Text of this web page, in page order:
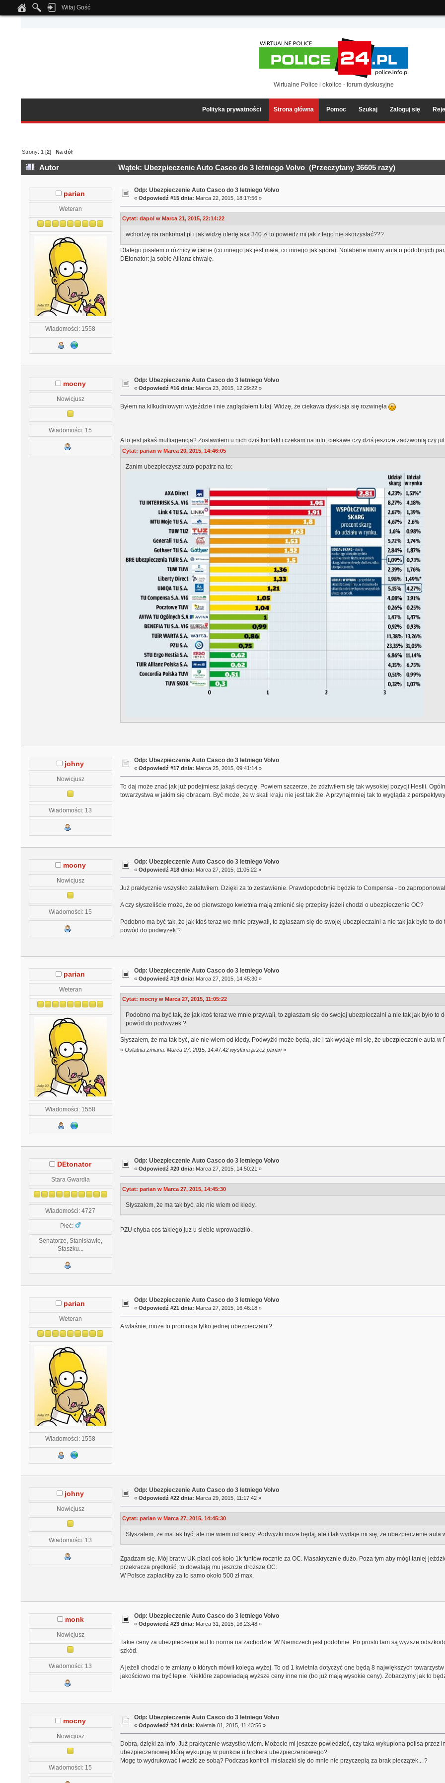
Notice: Undefined index: tapatalk_body_hook in
Witaj Gość
Wirtualne Police i okolice - forum dyskusyjne
Polityka prywatności Strona główna Pomoc Szukaj Zaloguj się
Strony: 1 [2]Na dół
Autor Wątek: Ubezpieczenie Auto Casco do 3 letniego Volvo (Przeczytany 36605 razy)
parian
Weteran
Wiadomości: 1558
Odp: Ubezpieczenie Auto Casco do 3 letniego Volvo
«Odpowiedź #15 dnia: Marca 22, 2015, 18:17:56 »
Cytat: dapol w Marca 21, 2015, 22:14:22
wchodzę na rankomat.pl i jak widzę ofertę axa 340 zł to powiedz mi jak z tego nie skorzystać???
Dlatego pisałem o różnicy w cenie (co innego jak jest mała, co innego jak spora). Notabene mamy auta o podobnych
DEtonator: ja sobie Allianz chwalę.
mocny
Nowicjusz
Wiadomości: 15
Odp: Ubezpieczenie Auto Casco do 3 letniego Volvo
«Odpowiedź #16 dnia: Marca 23, 2015, 12:29:22 »
Byłem na kilkudniowym wyjeździe i nie zaglądałem tutaj. Widzę, że ciekawa dyskusja się rozwinęła
A to jest jakaś multiagencja? Zostawiłem u nich dziś kontakt i czekam na info, ciekawe czy dziś jeszcze zadzwonią czy
Cytat: parian w Marca 20, 2015, 14:46:05
Zanim ubezpieczysz auto popatrz na to:
johny
Nowicjusz
Wiadomości: 13
Odp: Ubezpieczenie Auto Casco do 3 letniego Volvo
«Odpowiedź #17 dnia: Marca 25, 2015, 09:41:14 »
To daj może znać jak już podejmiesz jakąś decyzję. Powiem szczerze, że zdziwiłem się tak wysokiej pozycji Hestii.
towarzystwa w jakim się obracam. Być może, że w skali kraju nie jest tak źle. A przynajmniej tak to wygląda z
mocny
Nowicjusz
Wiadomości: 15
Odp: Ubezpieczenie Auto Casco do 3 letniego Volvo
«Odpowiedź #18 dnia: Marca 27, 2015, 11:05:22 »
Już praktycznie wszystko załatwiłem. Dzięki za to zestawienie. Prawdopodobnie będzie to Compensa - bo
A czy słyszeliście może, że od pierwszego kwietnia mają zmienić się przepisy jeżeli chodzi o ubezpieczenie OC?
Podobno ma być tak, że jak ktoś teraz we mnie przywali, to zgłaszam się do swojej ubezpieczalni a nie tak jak było to
powód do podwyżek ?
parian
Weteran
Wiadomości: 1558
Odp: Ubezpieczenie Auto Casco do 3 letniego Volvo
«Odpowiedź #19 dnia: Marca 27, 2015, 14:45:30 »
Cytat: mocny w Marca 27, 2015, 11:05:22
Podobno ma być tak, że jak ktoś teraz we mnie przywali, to zgłaszam się do swojej ubezpieczalni a nie tak jak było
powód do podwyżek ?
Słyszałem, że ma tak być, ale nie wiem od kiedy. Podwyżki może będą, ale i tak wydaje mi się, że ubezpieczenie auta w
« Ostatnia zmiana: Marca 27, 2015, 14:47:42 wysłana przez parian»
DEtonator
Stara Gwardia
Wiadomości: 4727
Płeć:
Senatorze, Stanisławie,
Staszku...
Odp: Ubezpieczenie Auto Casco do 3 letniego Volvo
«Odpowiedź #20 dnia: Marca 27, 2015, 14:50:21 »
Cytat: parian w Marca 27, 2015, 14:45:30
Słyszałem, że ma tak być, ale nie wiem od kiedy.
PZU chyba cos takiego juz u siebie wprowadzilo.
parian
Weteran
Wiadomości: 1558
Odp: Ubezpieczenie Auto Casco do 3 letniego Volvo
«Odpowiedź #21 dnia: Marca 27, 2015, 16:46:18 »
A właśnie, może to promocja tylko jednej ubezpieczalni?
johny
Nowicjusz
Wiadomości: 13
Odp: Ubezpieczenie Auto Casco do 3 letniego Volvo
«Odpowiedź #22 dnia: Marca 29, 2015, 11:17:42 »
Cytat: parian w Marca 27, 2015, 14:45:30
Słyszałem, że ma tak być, ale nie wiem od kiedy. Podwyżki może będą, ale i tak wydaje mi się, że ubezpieczenie auta
Zgadzam się. Mój brat w UK płaci coś koło 1k funtów rocznie za OC. Masakrycznie dużo. Poza tym aby mógł taniej
przekracza prędkość, to dowalają mu jeszcze droższe OC.
W Polsce zapłaciłby za to samo około 500 zł max.
monk
Nowicjusz
Wiadomości: 13
Odp: Ubezpieczenie Auto Casco do 3 letniego Volvo
«Odpowiedź #23 dnia: Marca 31, 2015, 16:23:48 »
Takie ceny za ubezpieczenie aut to norma na zachodzie. W Niemczech jest podobnie. Po prostu tam są wyższe
szkód.
A jeżeli chodzi o te zmiany o których mówił kolega wyżej. To od 1 kwietnia dotyczyć one będą 8 największych
jakościowo ma być lepie. Niektóre zapowiadają wyższe ceny inne nie (bo już mają wysokie ceny). Zobaczymy jak to
mocny
Nowicjusz
Wiadomości: 15
Odp: Ubezpieczenie Auto Casco do 3 letniego Volvo
«Odpowiedź #24 dnia: Kwietnia 01, 2015, 11:43:56 »
Dobra, dzięki za info. Już praktycznie wszystko wiem. Możecie mi jeszcze powiedzieć, czy taka wykupiona polisa
ubezpieczeniowej którą wykupuję w punkcie u brokera ubezpieczeniowego?
Mogę to wydrukować i wozić ze sobą? Podczas kontroli misiaczki się do mnie nie przyczepią za brak pieczątek... ?